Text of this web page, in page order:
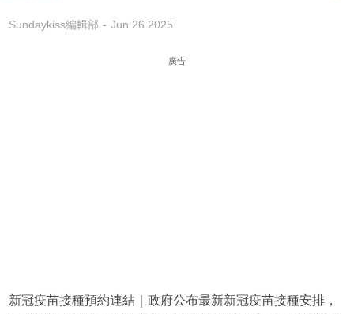
Sundaykiss編輯部 Jun 26 2025
廣告
新冠疫苗接種預約連結｜政府公布最新新冠疫苗接種安排，